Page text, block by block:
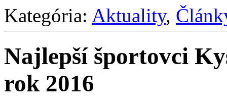
Kategória: Aktuality,
Najlepší športovci
rok 2016